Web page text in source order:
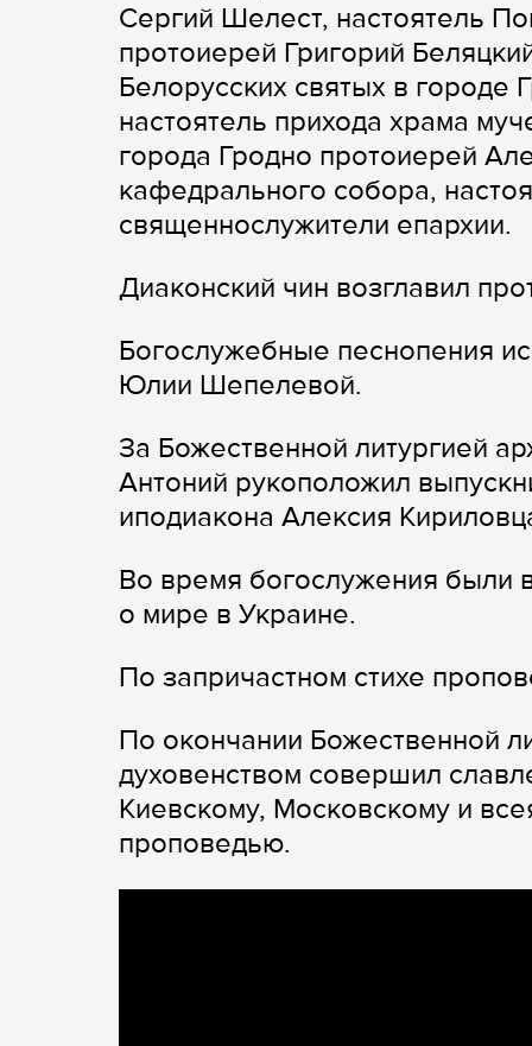
Сергий Шелест, настоятель
протоиерей Григорий
Белорусских святых в городе
настоятель прихода храма
города Гродно протоиерей
кафедрального собора,
священнослужители епархии.
Диаконский чин возглавил
Богослужебные песнопения
Юлии Шепелевой.
За Божественной литургией
Антоний рукоположил
иподиакона Алексия
Во время богослужения были
о мире в Украине.
По запричастном стихе
По окончании Божественной
духовенством совершил
Киевскому, Московскому и
проповедью.